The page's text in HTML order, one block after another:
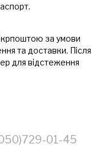
за умови
та доставки. Після
для відстеження
01-45